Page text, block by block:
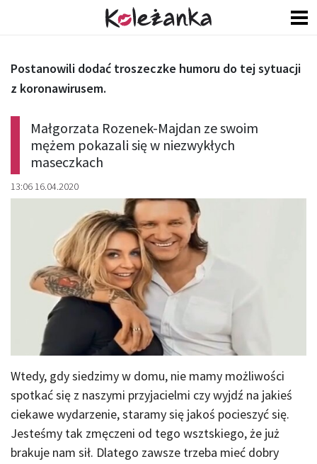
Małgorzata Rozenek-Majdan ze swoim
mężem pokazali się w niezwykłych
maseczkach
13:06 16.04.2020
Postanowili dodać troszeczke humoru do tej sytuacji
z koronawirusem.
Wtedy, gdy siedzimy w domu, nie mamy możliwości
spotkać się z naszymi przyjacielmi czy wyjdź na jakieś
ciekawe wydarzenie, staramy się jakoś pocieszyć się.
Jesteśmy tak zmęczeni od tego wsztskiego, że już
brakuje nam sił. Dlatego zawsze trzeba mieć dobry